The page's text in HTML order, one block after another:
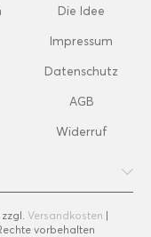
Die Idee
Impressum
Datenschutz
AGB
Widerruf
Versandkosten |
vorbehalten